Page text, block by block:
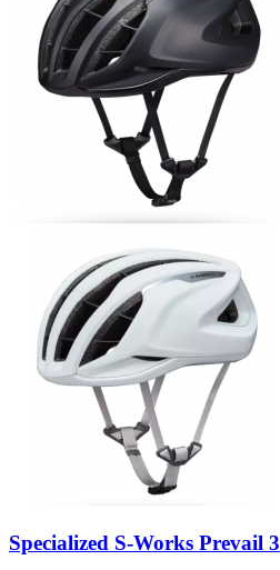
Specialized S-Works Prevail 3